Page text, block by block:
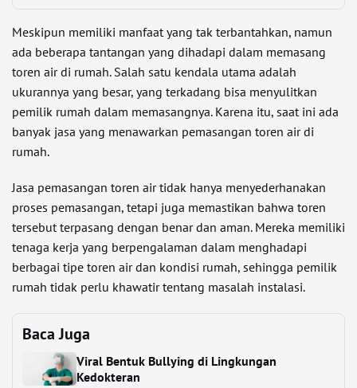
Meskipun memiliki manfaat yang tak terbantahkan, namun
ada beberapa tantangan yang dihadapi dalam memasang
toren air di rumah. Salah satu kendala utama adalah
ukurannya yang besar, yang terkadang bisa menyulitkan
pemilik rumah dalam memasangnya. Karena itu, saat ini ada
banyak jasa yang menawarkan pemasangan toren air di
rumah.
Jasa pemasangan toren air tidak hanya menyederhanakan
proses pemasangan, tetapi juga memastikan bahwa toren
tersebut terpasang dengan benar dan aman. Mereka memiliki
tenaga kerja yang berpengalaman dalam menghadapi
berbagai tipe toren air dan kondisi rumah, sehingga pemilik
rumah tidak perlu khawatir tentang masalah instalasi.
Baca Juga
Viral Bentuk Bullying di Lingkungan
Kedokteran